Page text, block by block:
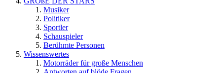
Musiker
Politiker
Sportler
Schauspieler
Berühmte Personen
Wissenswertes
Motorräder für große Menschen